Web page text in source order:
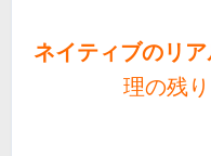
ネイティブのリ
理の残